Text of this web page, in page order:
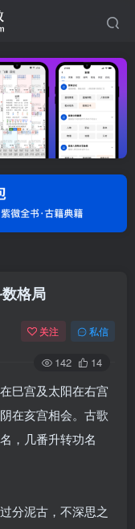
格局
关注 私信
142 14
巳宫及太阳在右宫
在亥宫相会。古歌
，几番升转功名
分泥古，不深思之